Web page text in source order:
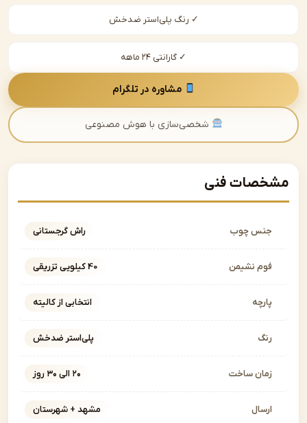
✓ رنگ پلی‌استر ضدخش
مشاوره در تلگرام
شخصی‌سازی با هوش مصنوعی
فنی
جنس چوب راش گرجستانی
فوم نشیمن
انتخابی از کالیته
پلی‌استر ضدخش
زمان ساخت
مشهد + شهرستان